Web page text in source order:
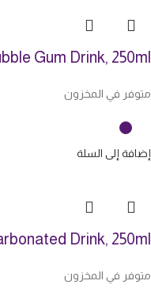
Gum Drink, 250ml
متوفر في المخزون
إضافة إلى السلة
Drink, 250ml
متوفر في المخزون